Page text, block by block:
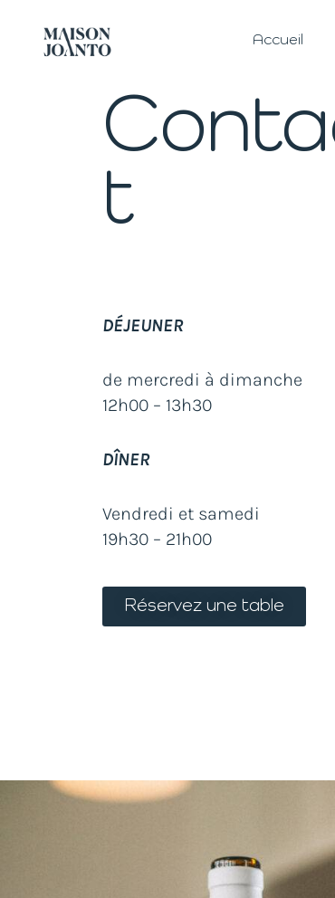
Accueil
t
DÉJEUNER
de mercredi à dimanche
12h00 – 13h30
DÎNER
Vendredi et samedi
19h30 – 21h00
Réservez une table